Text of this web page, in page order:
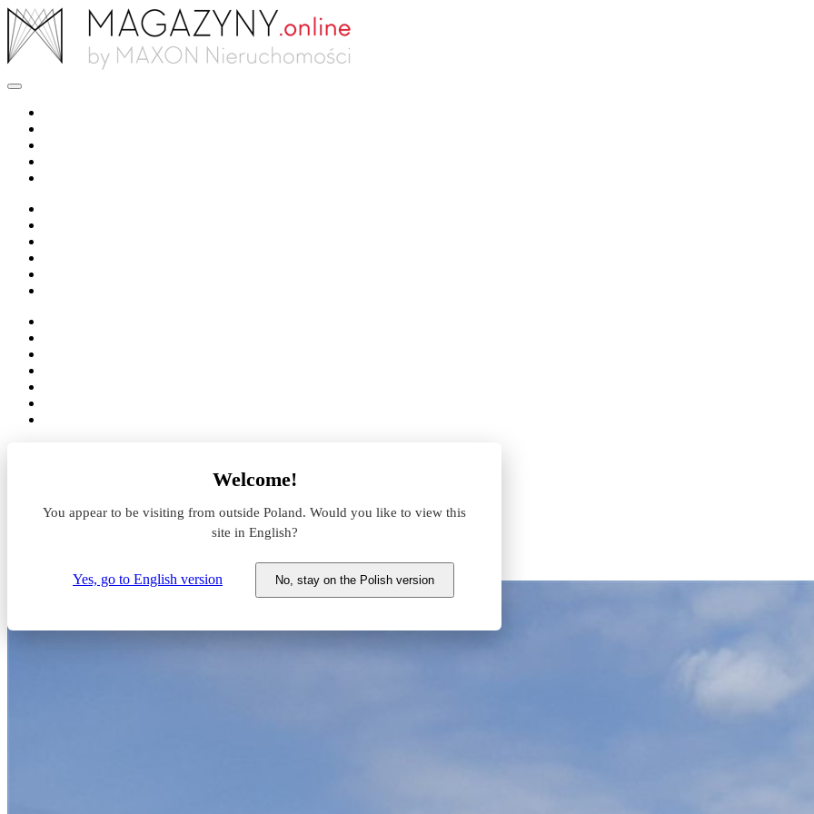
Welcome!
You appear to be visiting from outside Poland. Would you like to view this
site in English?
Yes, go to English version No, stay on the Polish version
Hillwood Polska z nowym kapitałem
Hillwood Polska z nowym kapitałem
12 sierpnia 2022